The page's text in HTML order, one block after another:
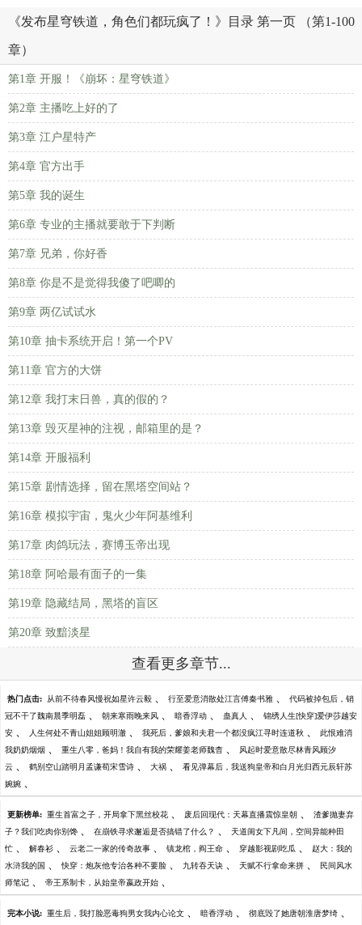
《发布星穹铁道，角色们都玩疯了！》目录 第一页 （第1-100
章）
第1章 开服！《崩坏：星穹铁道》
第2章 主播吃上好的了
第3章 江户星特产
第4章 官方出手
第5章 我的诞生
第6章 专业的主播就要敢于下判断
第7章 兄弟，你好香
第8章 你是不是觉得我傻了吧唧的
第9章 两亿试试水
第10章 抽卡系统开启！第一个PV
第11章 官方的大饼
第12章 我打末日兽，真的假的？
第13章 毁灭星神的注视，邮箱里的是？
第14章 开服福利
第15章 剧情选择，留在黑塔空间站？
第16章 模拟宇宙，鬼火少年阿基维利
第17章 肉鸽玩法，赛博玉帝出现
第18章 阿哈最有面子的一集
第19章 隐藏结局，黑塔的盲区
第20章 致黯淡星
查看更多章节...
热门点击: 从前不待春风慢祝如星许云毅 、 行至爱意消散处江言傅秦书雅 、 代码被掉包后，销
冠不干了魏南晨季明磊 、 朝来寒雨晚来风 、 暗香浮动 、 蛊真人 、 锦绣人生[快穿]爱伊莎越安
安 、 人生何处不青山姐姐顾明澈 、 我死后，爹娘和夫君一个都没疯江寻时连道秋 、 此恨难消
我奶奶烟烟 、 重生八零，爸妈！我自有我的荣耀姜老师魏杳 、 风起时爱意散尽林青风顾汐
云 、 鹤别空山踏明月孟谦荀宋雪诗 、 大祸 、 看见弹幕后，我送狗皇帝和白月光归西元辰轩苏
婉婉 、
更新榜单: 重生首富之子，开局拿下黑丝校花 、 废后回现代：天幕直播震惊皇朝 、 渣爹抛妻弃
子？我们吃肉你别馋 、 在崩铁寻求邂逅是否搞错了什么？ 、 天道闺女下凡间，空间异能种田
忙 、 解春衫 、 云老二一家的传奇故事 、 镇龙棺，阎王命 、 穿越影视剧吃瓜 、 赵大：我的
水浒我的国 、 快穿：炮灰他专治各种不要脸 、 九转吞天诀 、 天赋不行拿命来拼 、 民间风水
师笔记 、 帝王系制卡，从始皇帝嬴政开始 、
完本小说: 重生后，我打脸恶毒狗男女我内心论文 、 暗香浮动 、 彻底毁了她唐朝淮唐梦绮 、